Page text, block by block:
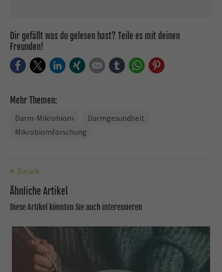
Dir gefällt was du gelesen hast? Teile es mit deinen
Freunden!
FacebookTwitterLinkedInXing E-mail tumblrWhatsApp
Mehr Themen:
Darm-Mikrobiom
Darmgesundheit
Mikrobiomforschung
Zurück
Ähnliche Artikel
Diese Artikel könnten Sie auch interessieren